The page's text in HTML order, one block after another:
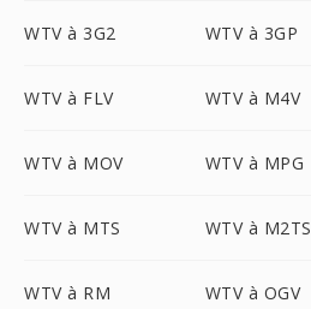
WTV à 3G2 WTV à 3GP
WTV à FLV WTV à M4V
WTV à MOV WTV à MPG
WTV à MTS WTV à M2TS
WTV à RM WTV à OGV